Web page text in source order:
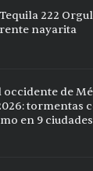
222
nayarita
occidente de
tormentas
en 9 ciudades